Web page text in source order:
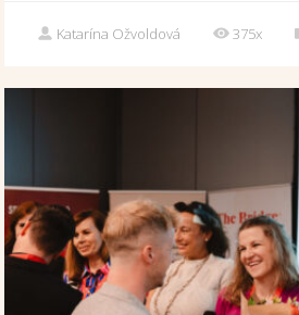
Katarína Ožvoldová 375x